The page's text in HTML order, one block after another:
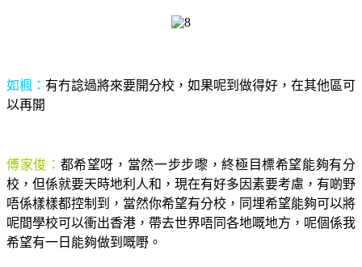
如楓： 有冇諗過將來要開分校，如果呢到做得好，在其他區可
以再開
傅家俊： 都希望呀，當然一步步嚟，終極目標希望能夠有分
校，但係就要天時地利人和，現在有好多因素要考慮，有啲野
唔係樣樣都控制到，當然你希望有分校，同埋希望能夠可以將
呢間學校可以衝出香港，帶去世界唔同各地嘅地方，呢個係我
希望有一日能夠做到嘅嘢。